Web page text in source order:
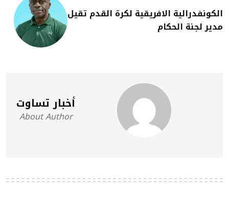
الكونفدرالية الافريقية لكرة القدم تقيل
مدير لجنة الحكام
أخبار تساوت
About Author